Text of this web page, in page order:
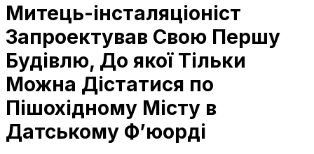
Митець-інсталяціоніст
Запроектував Свою Першу
Будівлю, До якої Тільки
Можна Дістатися по
Пішохідному Місту в
Датському Ф’юорді